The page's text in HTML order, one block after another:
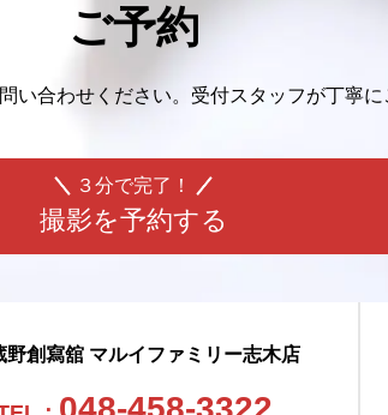
ご予約
い合わせください。 受付スタッフが丁寧に
３分で完了！
撮影を予約する
野創寫舘 マルイファミリー志木店